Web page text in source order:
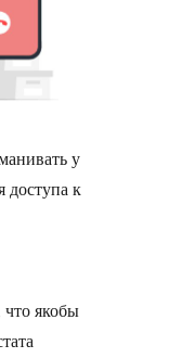
у
доступа к
якобы